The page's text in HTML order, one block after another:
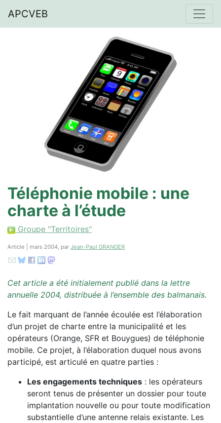
APCVEB
Téléphonie mobile : une
charte à l’étude
Groupe "Territoires"
Article | mars 2004, par Jean-Paul GRANGER
Cet article a été initialement publié dans la lettre
annuelle 2004, distribuée à l’ensemble des balmanais.
Le fait marquant de l’année écoulée est l’élaboration
d’un projet de charte entre la municipalité et les
opérateurs (Orange, SFR et Bouygues) de téléphonie
mobile. Ce projet, à l’élaboration duquel nous avons
participé, est articulé en quatre parties :
Les engagements techniques : les opérateurs
seront tenus de présenter un dossier pour toute
implantation nouvelle ou pour toute modification
substantielle d’une antenne relais existante. Les